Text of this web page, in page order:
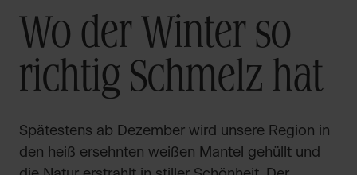
Wo der Winter so
richtig Schmelz hat
Spätestens ab Dezember wird unsere Region in
den heiß ersehnten weißen Mantel gehüllt und